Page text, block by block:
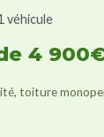
véhicule
4
toiture